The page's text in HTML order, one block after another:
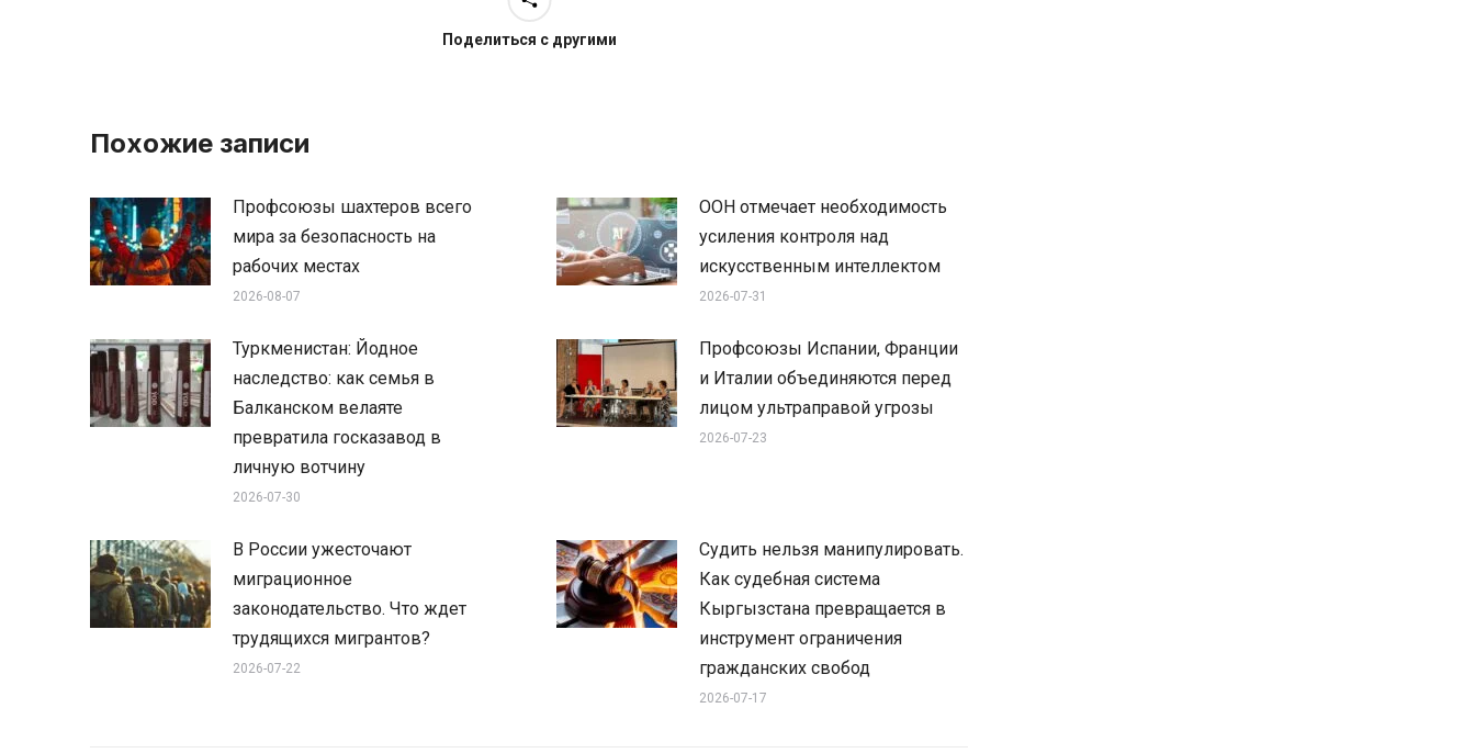
Поделиться с другими
Похожие записи
Профсоюзы шахтеров всего
мира за безопасность на
рабочих местах
2026-08-07
ООН отмечает необходимость
усиления контроля над
искусственным интеллектом
2026-07-31
Туркменистан: Йодное
наследство: как семья в
Балканском велаяте
превратила госказавод в
личную вотчину
2026-07-30
Профсоюзы Испании, Франции
и Италии объединяются перед
лицом ультраправой угрозы
2026-07-23
В России ужесточают
миграционное
законодательство. Что ждет
трудящихся мигрантов?
2026-07-22
Судить нельзя манипулировать.
Как судебная система
Кыргызстана превращается в
инструмент ограничения
гражданских свобод
2026-07-17